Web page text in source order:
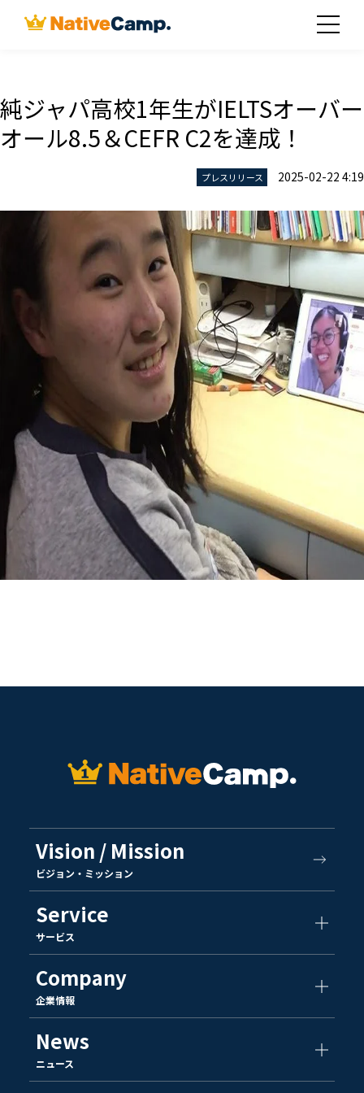
純ジャパ高校1年生がIELTSオーバー
オール8.5＆CEFR C2を達成！
プレスリリース 2025-02-22 4:19
Vision / Mission
ビジョン・ミッション
Service
サービス
Company
企業情報
News
ニュース